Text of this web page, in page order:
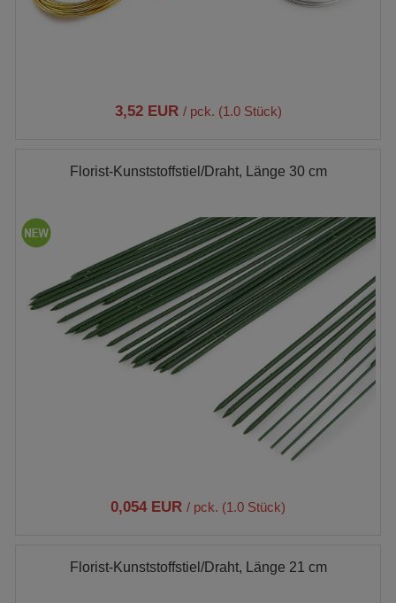
3,52 EUR / pck. (1.0 Stück)
Florist-Kunststoffstiel/Draht, Länge 30 cm
0,054 EUR / pck. (1.0 Stück)
Florist-Kunststoffstiel/Draht, Länge 21 cm